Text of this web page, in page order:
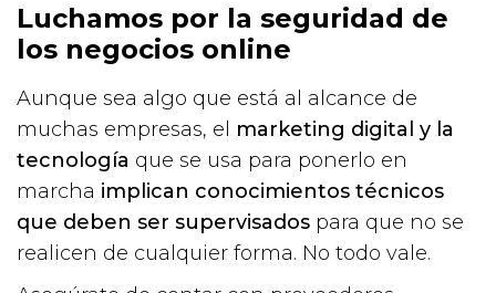
Luchamos por la seguridad de
los negocios online
Aunque sea algo que está al alcance de
muchas empresas, el marketing digital y la
tecnología que se usa para ponerlo en
marcha implican conocimientos técnicos
que deben ser supervisados para que no se
realicen de cualquier forma. No todo vale.